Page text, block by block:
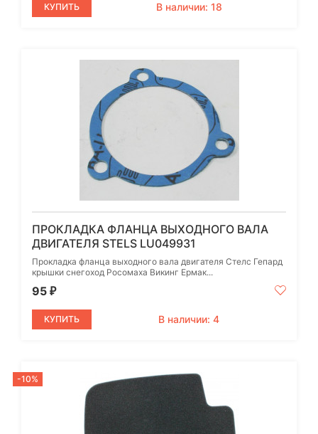
КУПИТЬ В наличии: 18
ПРОКЛАДКА ФЛАНЦА ВЫХОДНОГО ВАЛА
ДВИГАТЕЛЯ STELS LU049931
Прокладка фланца выходного вала двигателя Стелс Гепард
крышки снегоход Росомаха Викинг Ермак...
95 ₽
КУПИТЬ В наличии: 4
-10%